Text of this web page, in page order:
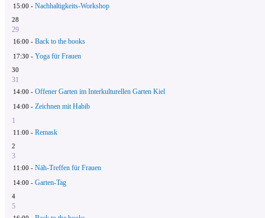
15:00 - Nachhaltigkeits-Workshop
28
29
16:00 - Back to the books
17:30 - Yoga für Frauen
30
31
14:00 - Offener Garten im Interkulturellen Garten Kiel
14:00 - Zeichnen mit Habib
1
11:00 - Remask
2
3
11:00 - Näh-Treffen für Frauen
14:00 - Garten-Tag
4
5